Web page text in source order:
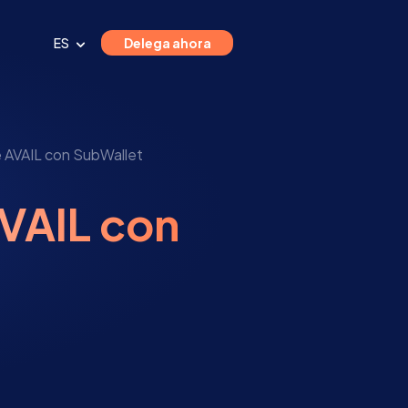
ES Delega ahora
con SubWallet
con